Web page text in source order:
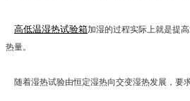
高低温湿热试验箱加湿的过程实际上就是提
热量。
随着湿热试验由恒定湿热向交变湿热发展，要